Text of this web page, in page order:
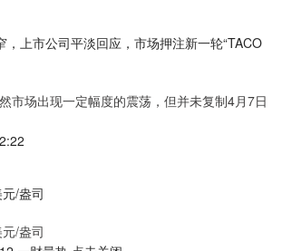
，上市公司平淡回应，市场押注新一轮“TACO
市场出现一定幅度的震荡，但并未复制4月7日
/盎司
/盎司